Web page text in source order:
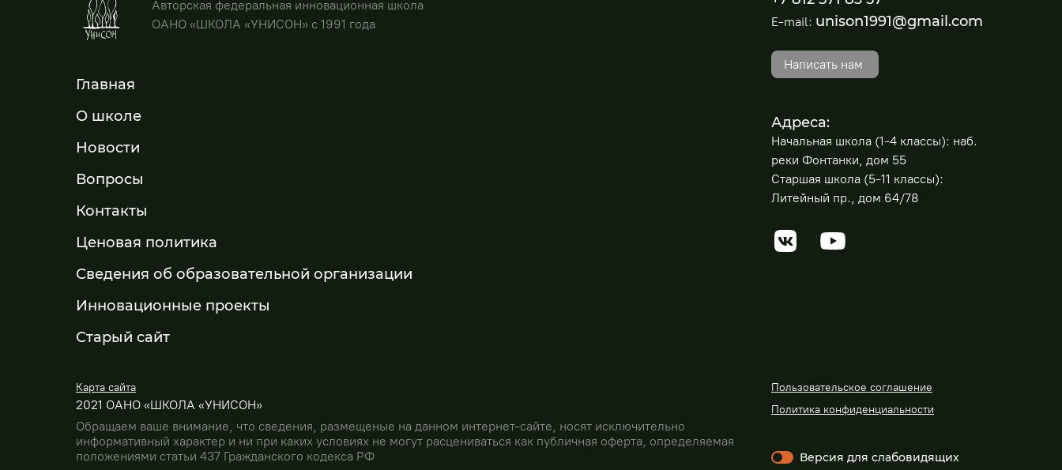
Авторская федеральная инновационная школа
ОАНО «ШКОЛА «УНИСОН» с 1991 года
Главная
О школе
Новости
Вопросы
Контакты
Ценовая политика
Сведения об образовательной организации
Инновационные проекты
Старый сайт
E-mail: unison1991@gmail.com
Написать нам
Адреса:
Начальная школа (1-4 классы): наб.
реки Фонтанки, дом 55
Старшая школа (5-11 классы):
Литейный пр., дом 64/78
Карта сайта
2021 ОАНО «ШКОЛА «УНИСОН»
Обращаем ваше внимание, что сведения, размещеные на данном интернет-сайте, носят исключительно
информативный характер и ни при каких условиях не могут расцениваться как публичная оферта, определяемая
положениями статьи 437 Гражданского кодекса РФ
Пользовательское соглашение
Политика конфиденциальности
Версия для слабовидящих